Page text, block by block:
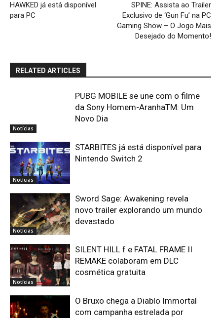
HAWKED já está disponível
para PC
SPINE: Assista ao Trailer
Exclusivo de ‘Gun Fu’ na PC
Gaming Show – O Jogo Mais
Desejado do Momento!
RELATED ARTICLES
Notícias
PUBG MOBILE se une com o filme
da Sony Homem-AranhaTM: Um
Novo Dia
Notícias
STARBITES já está disponível para
Nintendo Switch 2
Notícias
Sword Sage: Awakening revela
novo trailer explorando um mundo
devastado
Notícias
SILENT HILL f e FATAL FRAME II
REMAKE colaboram em DLC
cosmética gratuita
O Bruxo chega a Diablo Immortal
com campanha estrelada por